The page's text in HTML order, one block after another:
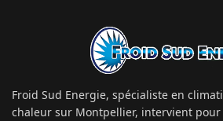
Froid Sud Energie, spécialiste en
chaleur sur Montpellier, intervient